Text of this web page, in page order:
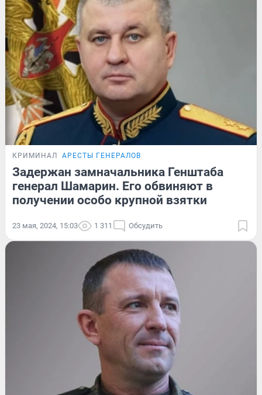
КРИМИНАЛ АРЕСТЫ ГЕНЕРАЛОВ
Задержан замначальника Генштаба
генерал Шамарин. Его обвиняют в
получении особо крупной взятки
23 мая, 2024, 15:03 1 311 Обсудить